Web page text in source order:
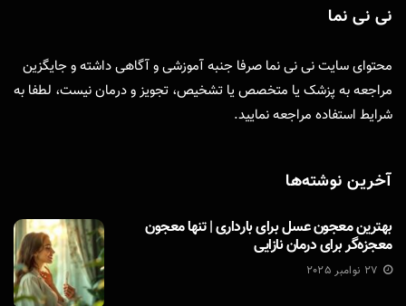
نی نی نما
محتوای سایت نی نی نما صرفا جنبه آموزشی و آگاهی داشته و جایگزین
مراجعه به پزشک یا متخصص یا تشخیص، تجویز و درمان نیست، لطفا به
شرایط استفاده مراجعه نمایید.
آخرین نوشته‌ها
بهترین معجون عسل برای بارداری | تنها معجون
معجزه‌گر برای درمان نازایی
27 نوامبر 2025